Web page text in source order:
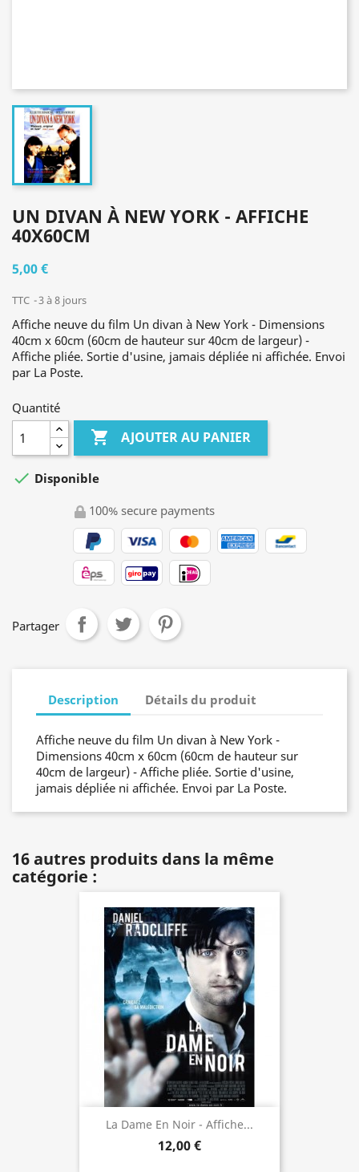
UN DIVAN À NEW YORK - AFFICHE
40X60CM
5,00 €
TTC 3 à 8 jours
Affiche neuve du film Un divan à New York - Dimensions
40cm x 60cm (60cm de hauteur sur 40cm de largeur) -
Affiche pliée. Sortie d'usine, jamais dépliée ni affichée. Envoi
par La Poste.
Quantité
 AJOUTER AU PANIER
 Disponible
100% secure payments
Partager
Description Détails du produit
Affiche neuve du film Un divan à New York -
Dimensions 40cm x 60cm (60cm de hauteur sur
40cm de largeur) - Affiche pliée. Sortie d'usine,
jamais dépliée ni affichée. Envoi par La Poste.
16 autres produits dans la même
catégorie :
La Dame En Noir - Affiche...
12,00 €